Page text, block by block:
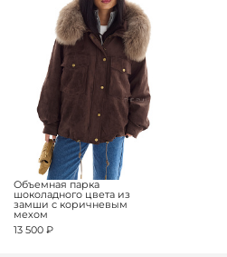
Объемная парка
шоколадного цвета из
замши с коричневым
мехом
13 500 ₽